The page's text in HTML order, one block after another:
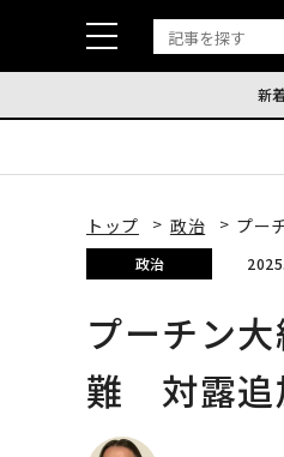
新
トップ 政治 プー
政治
プーチン
難 対露追